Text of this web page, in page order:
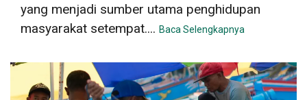
yang menjadi sumber utama penghidupan
masyarakat setempat.... Baca Selengkapnya